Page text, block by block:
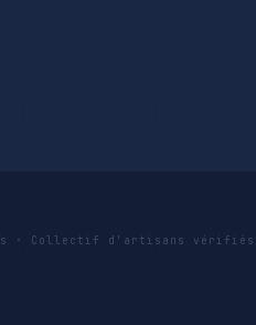
· Collectif d'artisans vérifiés